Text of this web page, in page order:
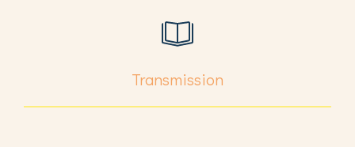
Transmission